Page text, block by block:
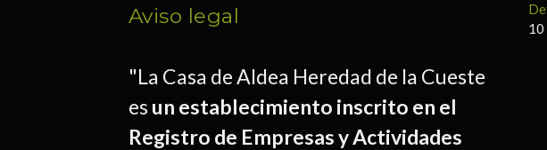
Aviso legal
"La Casa de Aldea Heredad de la Cueste
es un establecimiento inscrito en el
Registro de Empresas y Actividades
10